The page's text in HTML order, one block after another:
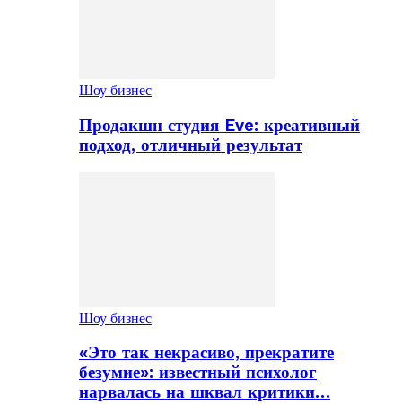
Шоу бизнес
Продакшн студия Eve: креативный
подход, отличный результат
Шоу бизнес
«Это так некрасиво, прекратите
безумие»: известный психолог
нарвалась на шквал критики…